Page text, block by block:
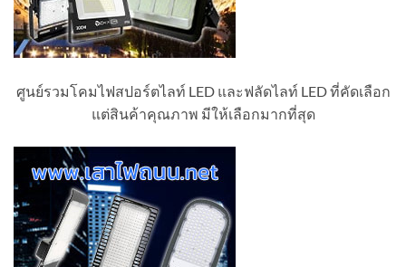
ศูนย์รวมโคมไฟสปอร์ตไลท์ LED และฟลัดไลท์ LED ที่คัดเลือก
แต่สินค้าคุณภาพ มีให้เลือกมากที่สุด